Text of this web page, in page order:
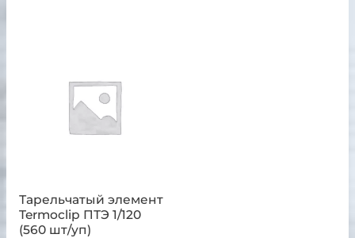
Тарельчатый элемент
Termoclip ПТЭ 1/120
(560 шт/уп)